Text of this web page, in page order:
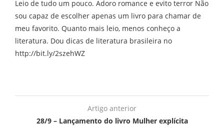
Leio de tudo um pouco. Adoro romance e evito terror Não
sou capaz de escolher apenas um livro para chamar de
meu favorito. Quanto mais leio, menos conheço a
literatura. Dou dicas de literatura brasileira no
http://bit.ly/2szehWZ
Artigo anterior
28/9 – Lançamento do livro Mulher explícita